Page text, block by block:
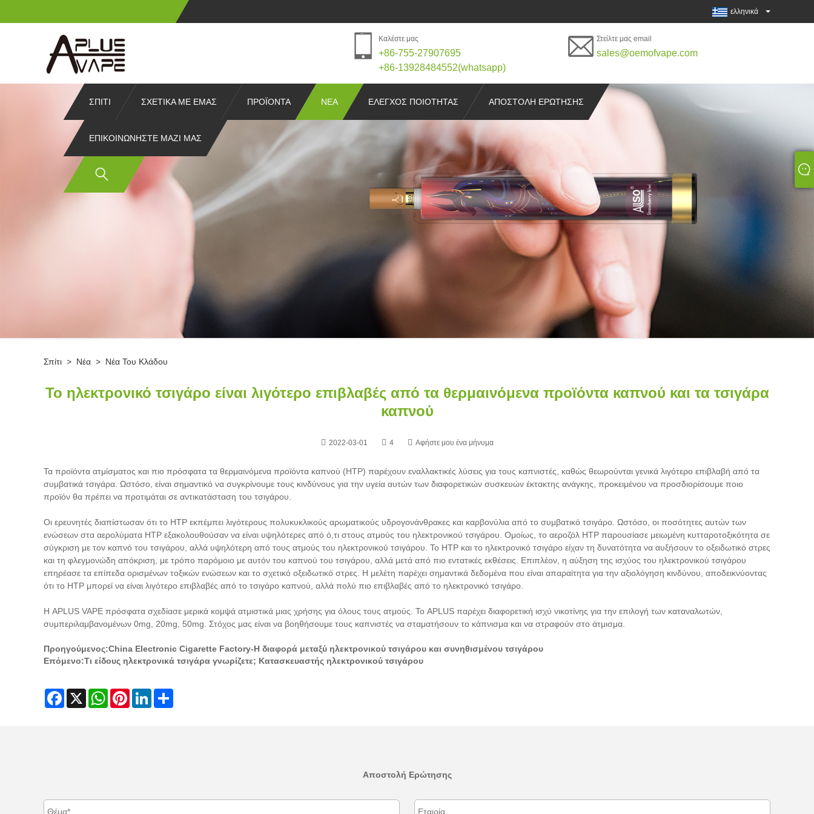
ελληνικά
Καλέστε μας
+86-755-27907695
+86-13928484552(whatsapp)
Στείλτε μας email
sales@oemofvape.com
ΣΠΊΤΙ ΣΧΕΤΙΚΆ ΜΕ ΕΜΆΣ ΠΡΟΪΌΝΤΑ ΝΈΑ ΕΛΕΓΧΟΣ ΠΟΙΌΤΗΤΑΣ ΑΠΟΣΤΟΛΉ ΕΡΏΤΗΣΗΣ
ΕΠΙΚΟΙΝΩΝΉΣΤΕ ΜΑΖΊ ΜΑΣ
Σπίτι > Νέα > Νέα Του Κλάδου
Το ηλεκτρονικό τσιγάρο είναι λιγότερο επιβλαβές από τα θερμαινόμενα προϊόντα καπνού και τα τσιγάρα
καπνού
2022-03-01 4 Αφήστε μου ένα μήνυμα
Τα προϊόντα ατμίσματος και πιο πρόσφατα τα θερμαινόμενα προϊόντα καπνού (HTP) παρέχουν εναλλακτικές λύσεις για τους καπνιστές, καθώς θεωρούνται γενικά λιγότερο επιβλαβή από τα
συμβατικά τσιγάρα. Ωστόσο, είναι σημαντικό να συγκρίνουμε τους κινδύνους για την υγεία αυτών των διαφορετικών συσκευών έκτακτης ανάγκης, προκειμένου να προσδιορίσουμε ποιο
προϊόν θα πρέπει να προτιμάται σε αντικατάσταση του τσιγάρου.
Οι ερευνητές διαπίστωσαν ότι το HTP εκπέμπει λιγότερους πολυκυκλικούς αρωματικούς υδρογονάνθρακες και καρβονύλια από το συμβατικό τσιγάρο. Ωστόσο, οι ποσότητες αυτών των
ενώσεων στα αερολύματα HTP εξακολουθούσαν να είναι υψηλότερες από ό,τι στους ατμούς του ηλεκτρονικού τσιγάρου. Ομοίως, το αεροζόλ HTP παρουσίασε μειωμένη κυτταροτοξικότητα σε
σύγκριση με τον καπνό του τσιγάρου, αλλά υψηλότερη από τους ατμούς του ηλεκτρονικού τσιγάρου. Το HTP και το ηλεκτρονικό τσιγάρο είχαν τη δυνατότητα να αυξήσουν το οξειδωτικό στρες
και τη φλεγμονώδη απόκριση, με τρόπο παρόμοιο με αυτόν του καπνού του τσιγάρου, αλλά μετά από πιο εντατικές εκθέσεις. Επιπλέον, η αύξηση της ισχύος του ηλεκτρονικού τσιγάρου
επηρέασε τα επίπεδα ορισμένων τοξικών ενώσεων και το σχετικό οξειδωτικό στρες. Η μελέτη παρέχει σημαντικά δεδομένα που είναι απαραίτητα για την αξιολόγηση κινδύνου, αποδεικνύοντας
ότι το HTP μπορεί να είναι λιγότερο επιβλαβές από το τσιγάρο καπνού, αλλά πολύ πιο επιβλαβές από το ηλεκτρονικό τσιγάρο.
Η APLUS VAPE πρόσφατα σχεδίασε μερικά κομψά ατμιστικά μιας χρήσης για όλους τους ατμούς. Το APLUS παρέχει διαφορετική ισχύ νικοτίνης για την επιλογή των καταναλωτών,
συμπεριλαμβανομένων 0mg, 20mg, 50mg. Στόχος μας είναι να βοηθήσουμε τους καπνιστές να σταματήσουν το κάπνισμα και να στραφούν στο άτμισμα.
Προηγούμενος:China Electronic Cigarette Factory-Η διαφορά μεταξύ ηλεκτρονικού τσιγάρου και συνηθισμένου τσιγάρου
Επόμενο:Τι είδους ηλεκτρονικά τσιγάρα γνωρίζετε; Κατασκευαστής ηλεκτρονικού τσιγάρου
Facebook WhatsAppPinterestLinkedIn
Αποστολή Ερώτησης